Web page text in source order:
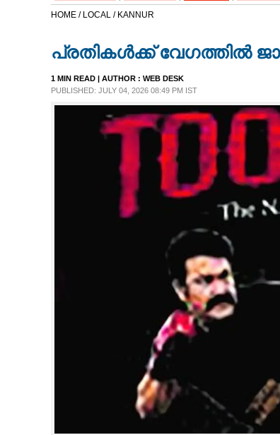
NEWS 360
CASE DIARY
HOME / LOCAL / KANNUR
പ്രതികൾക്ക് വേഗത്തിൽ
1 MIN READ | AUTHOR : WEB DESK
PUBLISHED: JULY 04, 2026 08:49 PM IST